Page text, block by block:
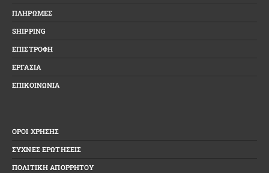
ΠΛΗΡΩΜΕΣ
SHIPPING
ΕΠΙΣΤΡΟΦΗ
ΕΡΓΑΣΙΑ
ΕΠΙΚΟΙΝΩΝΙΑ
ΟΡΟΙ ΧΡΗΣΗΣ
ΣΥΧΝΕΣ ΕΡΩΤΗΣΕΙΣ
ΠΟΛΙΤΙΚΗ ΑΠΟΡΡΗΤΟΥ